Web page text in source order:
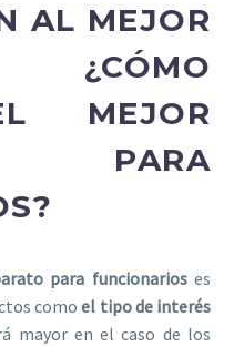
AL MEJOR
MEJOR
PARA
para funcionarioses
comoel tipo de interés
mayor en el caso de los